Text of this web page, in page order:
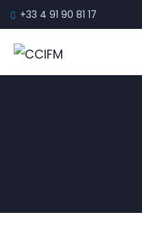
+33 4 91 90 81 17